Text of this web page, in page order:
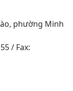
phường Minh
/ Fax: